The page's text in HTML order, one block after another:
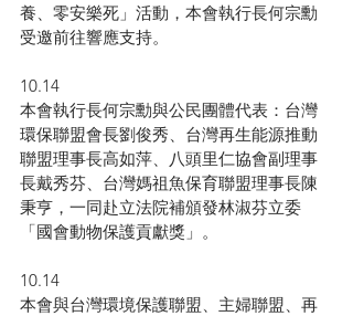
養、零安樂死」活動，本會執行長何宗勳
受邀前往響應支持。
10.14
本會執行長何宗勳與公民團體代表：台灣
環保聯盟會長劉俊秀、台灣再生能源推動
聯盟理事長高如萍、八頭里仁協會副理事
長戴秀芬、台灣媽祖魚保育聯盟理事長陳
秉亨，一同赴立法院補頒發林淑芬立委
「國會動物保護貢獻獎」。
10.14
本會與台灣環境保護聯盟、主婦聯盟、再